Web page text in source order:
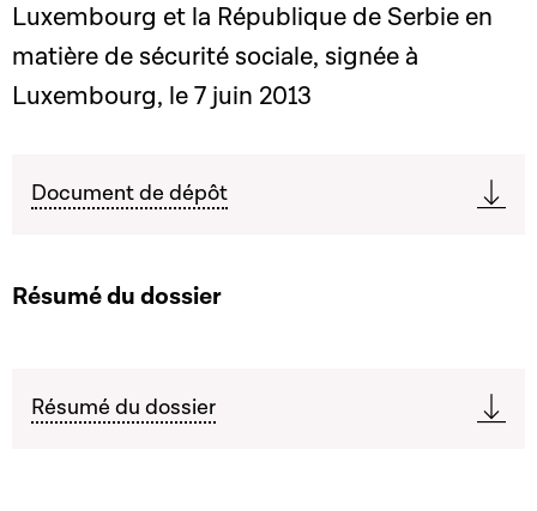
Luxembourg et la République de Serbie en
matière de sécurité sociale, signée à
Luxembourg, le 7 juin 2013
Document de dépôt
Résumé du dossier
Résumé du dossier